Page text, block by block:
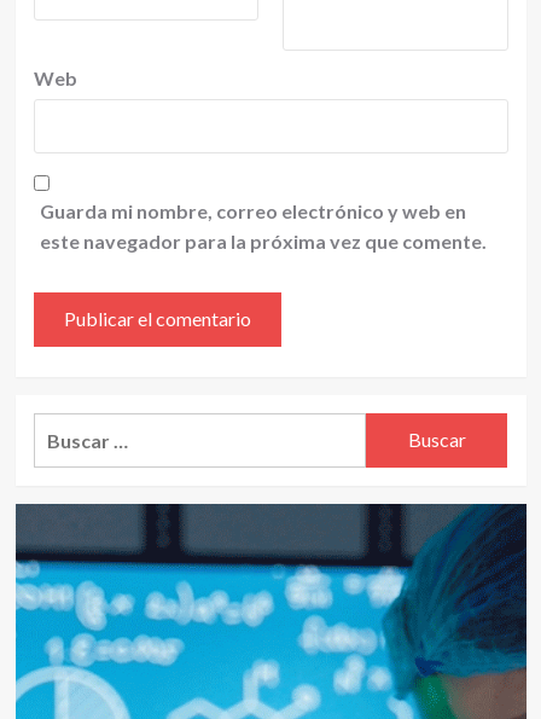
Web
Guarda mi nombre, correo electrónico y web en
este navegador para la próxima vez que comente.